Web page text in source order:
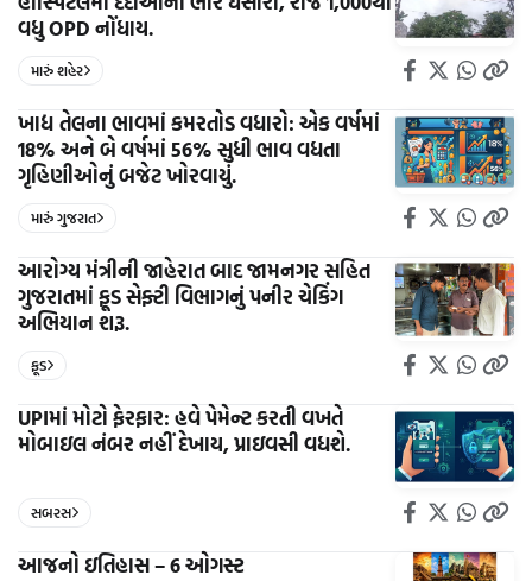
વધુ OPD નોંધાય.
મારું શહેર
ખાદ્ય તેલના ભાવમાં કમરતોડ વધારો: એક વર્ષમાં
18% અને બે વર્ષમાં 56% સુધી ભાવ વધતા
ગૃહિણીઓનું બજેટ ખોરવાયું.
મારું ગુજરાત
આરોગ્ય મંત્રીની જાહેરાત બાદ જામનગર સહિત
ગુજરાતમાં ફૂડ સેફ્ટી વિભાગનું પનીર ચેકિંગ
અભિયાન શરૂ.
ફૂડ
UPIમાં મોટો ફેરફાર: હવે પેમેન્ટ કરતી વખતે
મોબાઇલ નંબર નહીં દેખાય, પ્રાઇવસી વધશે.
સબરસ
આજનો ઇતિહાસ – 6 ઓગસ્ટ